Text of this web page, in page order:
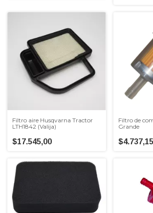
Filtro aire Husqvarna Tractor
LTH1842 (Valija)
$17.545,00
Filtro de
Grande
$4.737,15